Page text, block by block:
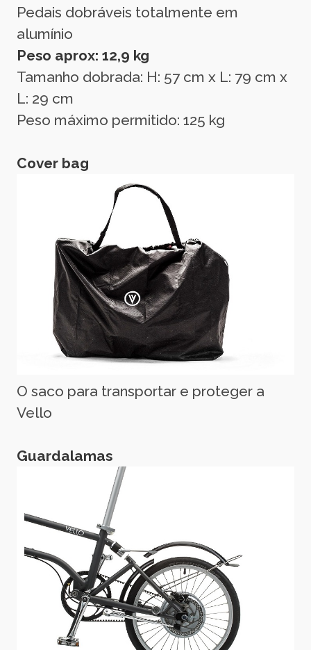
Pedais dobráveis totalmente em
alumínio
Peso aprox: 12,9 kg
Tamanho dobrada: H: 57 cm x L: 79 cm x
L: 29 cm
Peso máximo permitido: 125 kg
Cover bag
O saco para transportar e proteger a
Vello
Guardalamas